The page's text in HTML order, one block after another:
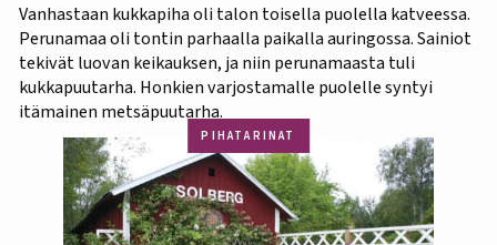
Vanhastaan kukkapiha oli talon toisella puolella katveessa.
Perunamaa oli tontin parhaalla paikalla auringossa. Sainiot
tekivät luovan keikauksen, ja niin perunamaasta tuli
kukkapuutarha. Honkien varjostamalle puolelle syntyi
itämainen metsäpuutarha.
PIHATARINAT